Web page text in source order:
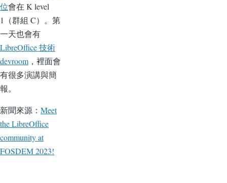
位會在 K level
1（群組 C）。第
一天也會有
LibreOffice 技術
devroom ，裡面會
有很多演講與簡
報。
新聞來源： Meet
the LibreOffice
community at
FOSDEM 2023!